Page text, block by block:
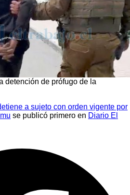
detención de prófugo de la
a sujeto con orden vigente por
se publicó primero en Diario El